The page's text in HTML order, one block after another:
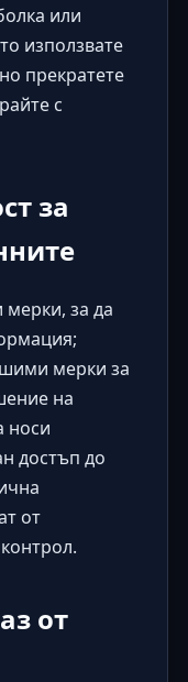
или
използвате
прекратете
с
за
за да
мерки за
на
носи
достъп до
от
от